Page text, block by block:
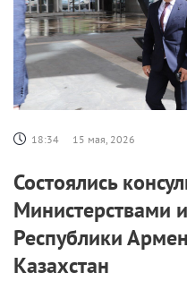
18:34 15 мая, 2026
Состоялись
Министерствами
Республики
Казахстан